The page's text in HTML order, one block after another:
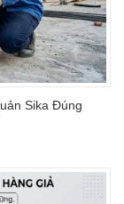
Sika Đúng